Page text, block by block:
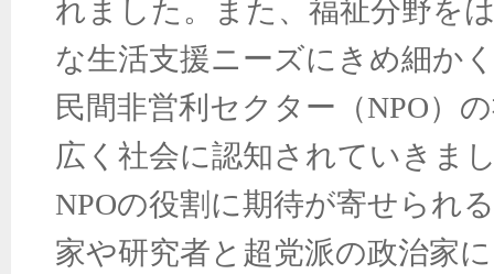
れました。また、福祉分野を
な生活支援ニーズにきめ細か
民間非営利セクター（NPO）
広く社会に認知されていきま
NPOの役割に期待が寄せられ
家や研究者と超党派の政治家